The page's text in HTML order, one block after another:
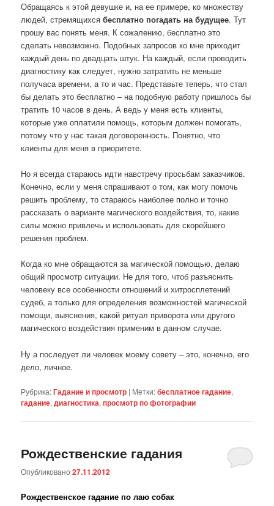
Обращаясь к этой девушке и, на ее примере, ко множеству
людей, стремящихсябесплатно погадать на будущее. Тут
прошу вас понять меня. К сожалению, бесплатно это
сделать невозможно. Подобных запросов ко мне приходит
каждый день по двадцать штук. На каждый, если проводить
диагностику как следует, нужно затратить не меньше
получаса времени, а то и час. Представьте теперь, что стал
бы делать это бесплатно – на подобную работу пришлось бы
тратить 10 часов в день. А ведь у меня есть клиенты,
которые уже оплатили помощь, которым должен помогать,
потому что у нас такая договоренность. Понятно, что
клиенты для меня в приоритете.
Но я всегда стараюсь идти навстречу просьбам заказчиков.
Конечно, если у меня спрашивают о том, как могу помочь
решить проблему, то стараюсь наиболее полно и точно
рассказать о варианте магического воздействия, то, какие
силы можно привлечь и использовать для скорейшего
решения проблем.
Когда ко мне обращаются за магической помощью, делаю
общий просмотр ситуации. Не для того, чтоб разъяснить
человеку все особенности отношений и хитросплетений
судеб, а только для определения возможностей магической
помощи, выяснения, какой ритуал приворота или другого
магического воздействия применим в данном случае.
Ну а последует ли человек моему совету – это, конечно, его
дело, личное.
Рубрика:Гадание и просмотр | Метки:бесплатное гадание,
гадание,диагностика,просмотр по фотографии
Рождественские гадания
Опубликовано27.11.2012
Рождественское гадание по лаю собак